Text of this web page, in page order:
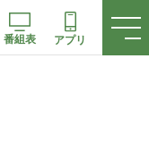
番組表 アプリ